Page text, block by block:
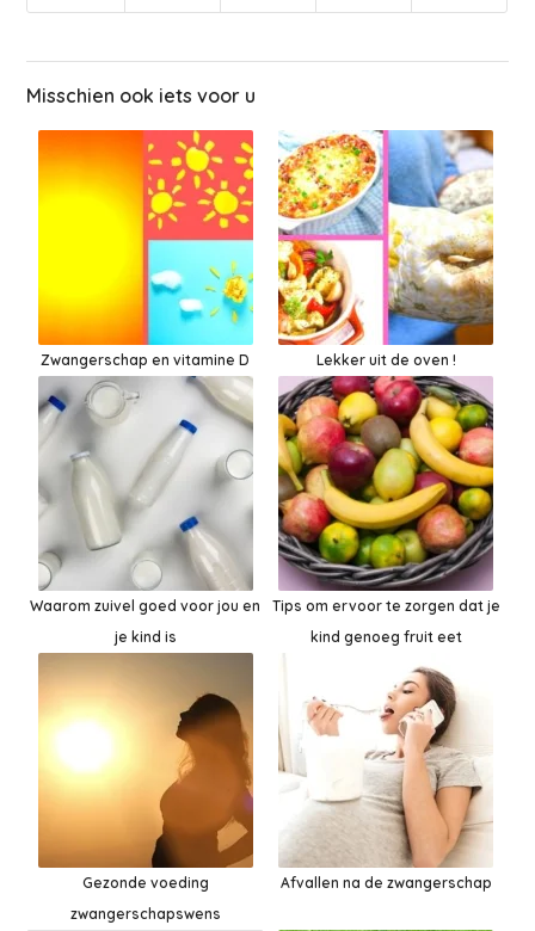
Misschien ook iets voor u
Zwangerschap en vitamine D Lekker uit de oven !
Waarom zuivel goed voor jou en
je kind is
Tips om ervoor te zorgen dat je
kind genoeg fruit eet
Gezonde voeding
zwangerschapswens
Afvallen na de zwangerschap